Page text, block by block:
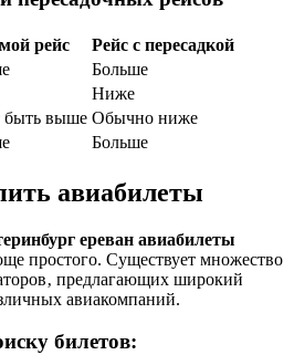
рейс
Рейс с пересадкой
Больше
Ниже
выше Обычно ниже
Больше
авиабилеты
ереван авиабилеты
простого. Существует множество
предлагающих широкий
авиакомпаний.
билетов: